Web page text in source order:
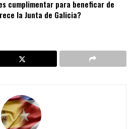
cumplimentar para beneficar de
la Junta de Galicia?